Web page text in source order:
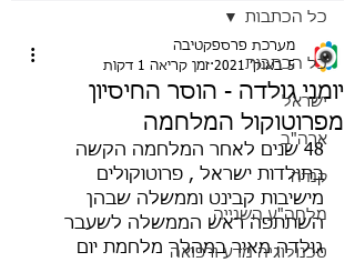
כל הכתבות
ישראל
ארה"ב
קנדה
מלחה"ע השנייה
טכנולוגיה מדע ורפואה
כל הכתבות
יומני גולדה - הוסר החיסיון
מפרוטוקול המלחמה
מערכת פרספקטיבה
5 באוק׳ 2021
זמן קריאה 1 דקות
48 שנים לאחר המלחמה הקשה
בתולדות ישראל , פרוטוקולים
מישיבות קבינט וממשלה שבהן
השתתפה ראש הממשלה לשעבר
גולדה מאיר במהלך מלחמת יום